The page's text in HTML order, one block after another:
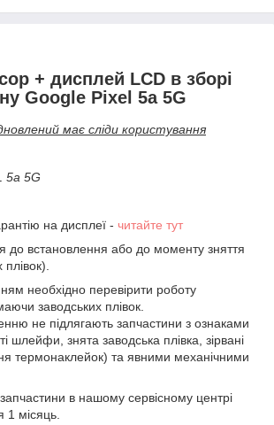
+ дисплей LCD в зборі
Google Pixel 5a 5G
має сліди користування
5a 5G
на дисплеї - читайте тут
до встановлення або до моменту зняття
необхідно перевірити роботу
заводських плівок.
не підлягають запчастини з ознаками
шлейфи, знята заводська плівка, зірвані
термонаклейок) та явними механічними
в нашому сервісному центрі
1 місяць.